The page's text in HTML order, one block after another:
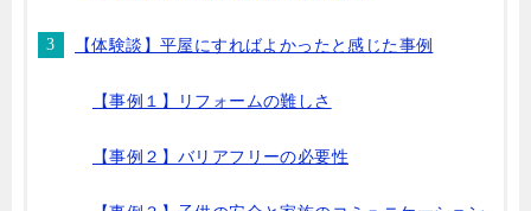
【体験談】平屋にすればよかったと感じた事例
【事例１】リフォームの難しさ
【事例２】バリアフリーの必要性